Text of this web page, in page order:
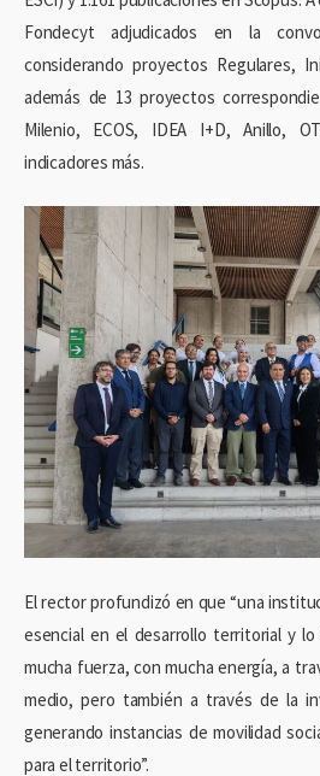
Fondecyt adjudicados en la
considerando proyectos Regulares,
además de 13 proyectos
Milenio, ECOS, IDEA I+D, Anillo,
indicadores más.
El rector profundizó en que “una
esencial en el desarrollo territorial y
mucha fuerza, con mucha energía, a
medio, pero también a través de la
generando instancias de movilidad
para el territorio”.